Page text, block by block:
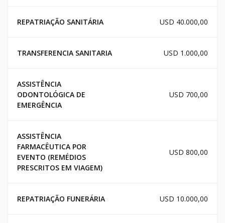
REPATRIAÇÃO SANITÁRIA USD 40.000,00
TRANSFERENCIA SANITARIA USD 1.000,00
ASSISTÊNCIA
ODONTOLÓGICA DE
EMERGÊNCIA
USD 700,00
ASSISTÊNCIA
FARMACÊUTICA POR
EVENTO (REMÉDIOS
PRESCRITOS EM VIAGEM)
USD 800,00
REPATRIAÇÃO FUNERÁRIA USD 10.000,00